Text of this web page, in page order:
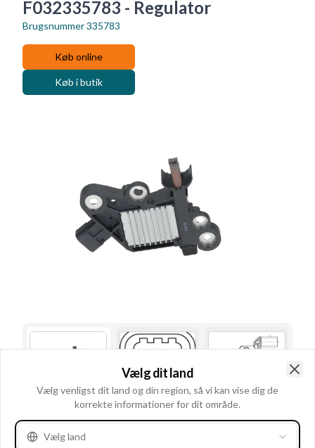
F032335783 - Regulator
Brugsnummer335783
Køb online
Køb i butik
Vælg dit land
Vælg venligst dit land og din region, så vi kan vise dig de
korrekte informationer for dit område.
Vælg land